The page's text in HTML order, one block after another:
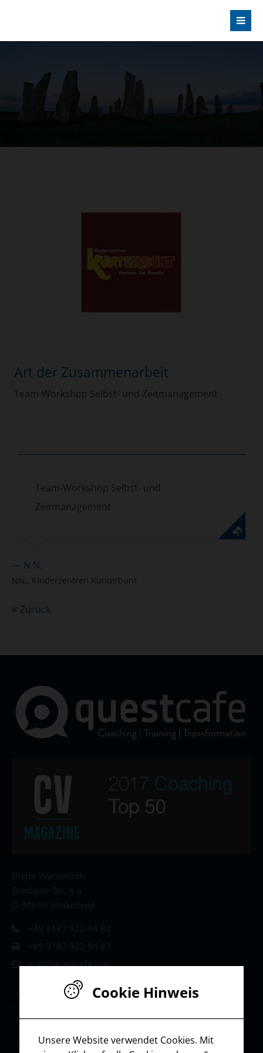
Art der Zusammenarbeit
Team-Workshop Selbst- und Zeitmanagement
Team-Workshop Selbst- und
Zeitmanagement
— N.N.
NN., Kinderzentren Kunterbunt
Zurück
mail@questcafe.com
Life & Leadership Coaching
Stärken-Coaching
Selbstmanagement
Cookie Hinweis
Unsere Website verwendet Cookies. Mit